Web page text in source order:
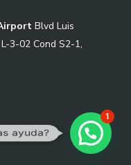
Blvd Luis
3-02 Cond S2-1,
ayuda?
1